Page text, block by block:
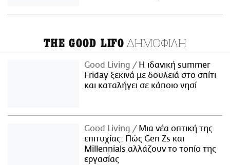
THE GOOD LIFO ΔΗΜΟΦΙΛΗ
Good Living
Η ιδανική summer
Friday ξεκινά με δουλειά στο σπίτι
και καταλήγει σε κάποιο νησί
Good Living
Μια νέα οπτική της
επιτυχίας: Πώς Gen Zs και
Millennials αλλάζουν το τοπίο της
εργασίας